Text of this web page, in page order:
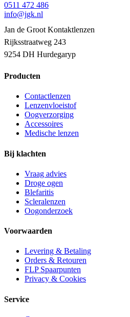
0511 472 486
info@jgk.nl
Jan de Groot Kontaktlenzen
Rijksstraatweg 243
9254 DH Hurdegaryp
Producten
Contactlenzen
Lenzenvloeistof
Oogverzorging
Accessoires
Medische lenzen
Bij klachten
Vraag advies
Droge ogen
Blefaritis
Scleralenzen
Oogonderzoek
Voorwaarden
Levering & Betaling
Orders & Retouren
FLP Spaarpunten
Privacy & Cookies
Service